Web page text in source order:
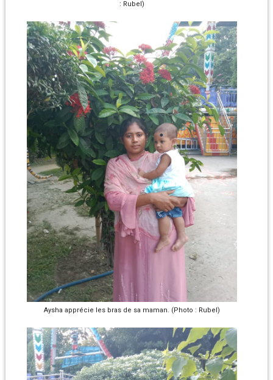
: Rubel)
Aysha apprécie les bras de sa maman. (Photo : Rubel)